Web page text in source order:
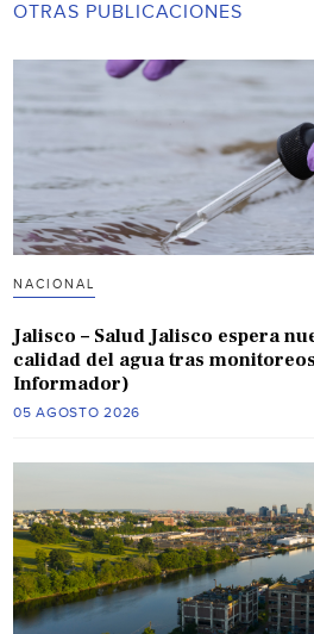
OTRAS PUBLICACIONES
NACIONAL
Jalisco – Salud Jalisco espera
calidad del agua tras
Informador)
05 AGOSTO 2026